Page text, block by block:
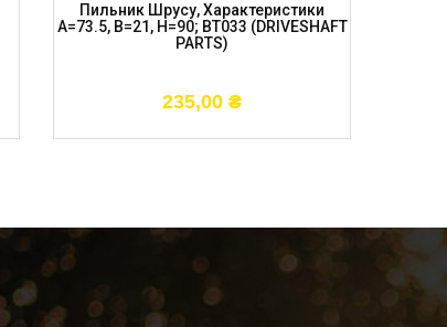
Пильник Шрусу, Характеристики
A=73.5, B=21, H=90; BT033 (DRIVESHAFT
PARTS)
235,00 ₴